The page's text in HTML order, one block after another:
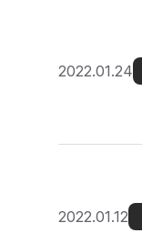
2022.01.24
2022.01.12